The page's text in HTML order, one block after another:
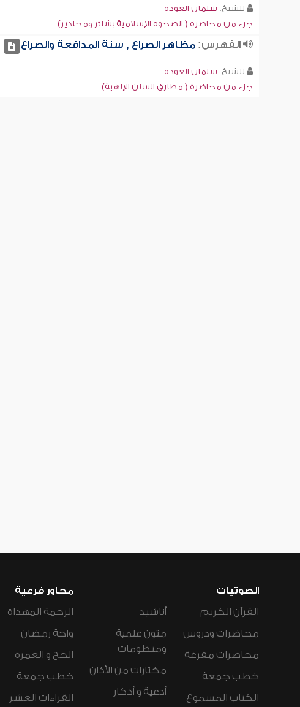
للشيخ: سلمان العودة
جزء من محاضرة ( الصحوة الإسلامية بشائر ومحاذير)
الفهرس:مظاهر الصراع , سنة المدافعة والصراع
للشيخ: سلمان العودة
جزء من محاضرة ( مطارق السنن الإلهية)
الصوتيات
القرآن الكريم
محاضرات ودروس
محاضرات مفرغة
خطب جمعة
الكتاب المسموع
أناشيد
متون علمية
ومنظومات
مختارات من الأذان
أدعية و أذكار
محاور فرعية
الرحمة المهداة
واحة رمضان
الحج و العمرة
خطب جمعة
القراءات العشر